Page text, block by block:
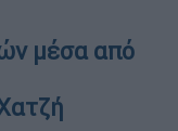
μέσα από